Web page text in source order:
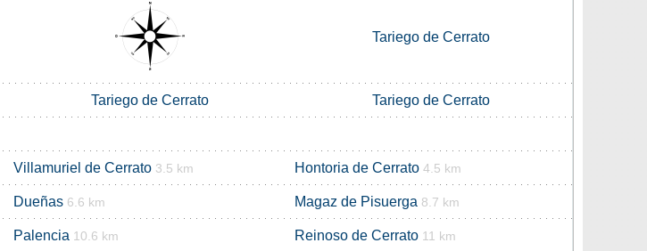
Tariego de Cerrato
Tariego de Cerrato Tariego de Cerrato
Villamuriel de Cerrato 3.5 km Hontoria de Cerrato 4.5 km
Dueñas 6.6 km Magaz de Pisuerga 8.7 km
Palencia 10.6 km Reinoso de Cerrato 11 km